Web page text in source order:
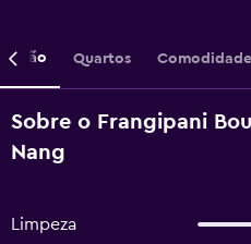
Quartos
Sobre o Frangipani
Nang
Limpeza